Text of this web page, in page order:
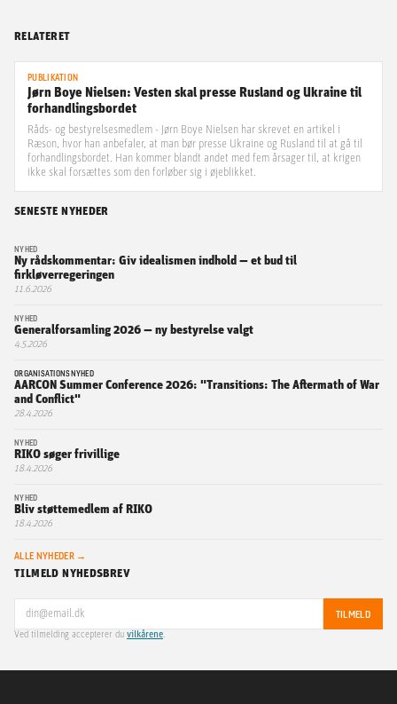
RELATERET
PUBLIKATION
Jørn Boye Nielsen: Vesten skal presse Rusland og Ukraine til
forhandlingsbordet
Råds- og bestyrelsesmedlem - Jørn Boye Nielsen har skrevet en artikel i
Ræson, hvor han anbefaler, at man bør presse Ukraine og Rusland til at gå til
forhandlingsbordet. Han kommer blandt andet med fem årsager til, at krigen
ikke skal forsættes som den forløber sig i øjeblikket.
SENESTE NYHEDER
NYHED
Ny rådskommentar: Giv idealismen indhold — et bud til
firkløverregeringen
11.6.2026
NYHED
Generalforsamling 2026 — ny bestyrelse valgt
4.5.2026
ORGANISATIONSNYHED
AARCON Summer Conference 2026: "Transitions: The Aftermath of War
and Conflict"
28.4.2026
NYHED
RIKO søger frivillige
18.4.2026
NYHED
Bliv støttemedlem af RIKO
18.4.2026
ALLE NYHEDER →
TILMELD NYHEDSBREV
TILMELD
Ved tilmelding accepterer du vilkårene.